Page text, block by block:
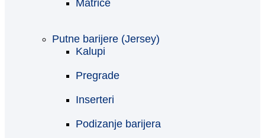
Matrice
Putne barijere (Jersey)
Kalupi
Pregrade
Inserteri
Podizanje barijera